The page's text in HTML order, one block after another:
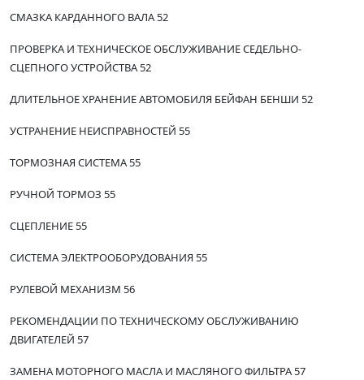
СМАЗКА КАРДАННОГО ВАЛА 52
ПРОВЕРКА И ТЕХНИЧЕСКОЕ ОБСЛУЖИВАНИЕ СЕДЕЛЬНО-
СЦЕПНОГО УСТРОЙСТВА 52
ДЛИТЕЛЬНОЕ ХРАНЕНИЕ АВТОМОБИЛЯ БЕЙФАН БЕНШИ 52
УСТРАНЕНИЕ НЕИСПРАВНОСТЕЙ 55
ТОРМОЗНАЯ СИСТЕМА 55
РУЧНОЙ ТОРМОЗ 55
СЦЕПЛЕНИЕ 55
СИСТЕМА ЭЛЕКТРООБОРУДОВАНИЯ 55
РУЛЕВОЙ МЕХАНИЗМ 56
РЕКОМЕНДАЦИИ ПО ТЕХНИЧЕСКОМУ ОБСЛУЖИВАНИЮ
ДВИГАТЕЛЕЙ 57
ЗАМЕНА МОТОРНОГО МАСЛА И МАСЛЯНОГО ФИЛЬТРА 57